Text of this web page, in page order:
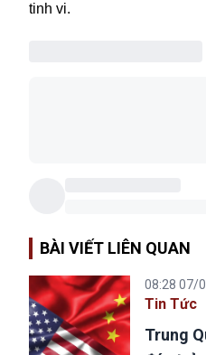
tinh vi.
BÀI VIẾT LIÊN QUAN
08:28 07/
Tin Tức
Trung